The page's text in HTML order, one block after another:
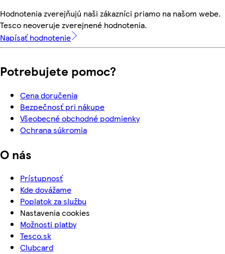
Hodnotenia zverejňujú naši zákazníci priamo na našom webe.
Tesco neoveruje zverejnené hodnotenia.
Napísať hodnotenie
Potrebujete pomoc?
Cena doručenia
Bezpečnosť pri nákupe
Všeobecné obchodné podmienky
Ochrana súkromia
O nás
Prístupnosť
Kde dovážame
Poplatok za službu
Nastavenia cookies
Možnosti platby
Tesco.sk
Clubcard